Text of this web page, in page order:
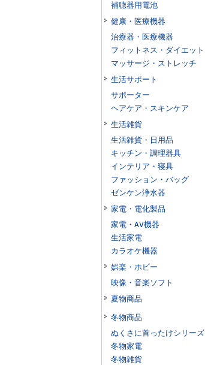
補聴器用電池
健康・医療機器
治療器・医療機器
フィットネス・ダイエット
マッサージ・ストレッチ
生活サポート
サポーター
ヘアケア・スキンケア
生活雑貨
生活雑貨・日用品
キッチン・調理器具
インテリア・寝具
ファッション・バッグ
ゼンケン浄水器
家電・電化製品
家電・AV機器
生活家電
カラオケ機器
娯楽・ホビー
映像・音楽ソフト
夏物商品
冬物商品
ぬくさに首ったけシリーズ
冬物家電
冬物雑貨